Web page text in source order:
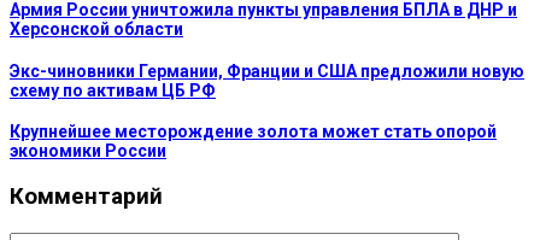
Армия России уничтожила пункты управления БПЛА в ДНР и
Херсонской области
Экс-чиновники Германии, Франции и США предложили новую
схему по активам ЦБ РФ
Крупнейшее месторождение золота может стать опорой
экономики России
Комментарий